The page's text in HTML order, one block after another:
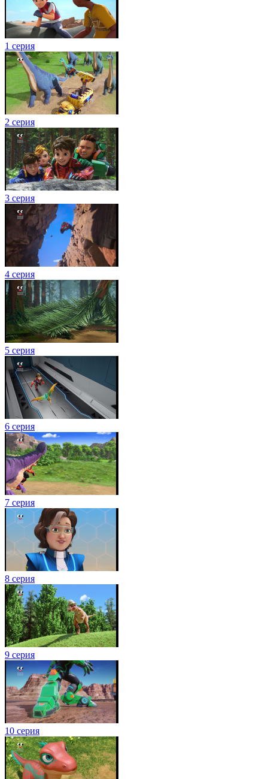
1 серия
2 серия
3 серия
4 серия
5 серия
6 серия
7 серия
8 серия
9 серия
10 серия